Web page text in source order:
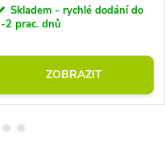
Skladem - rychlé dodání do
2 prac. dnů
ZOBRAZIT